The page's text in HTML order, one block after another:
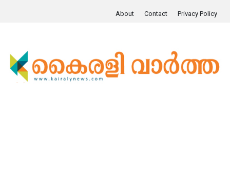
About Contact Privacy Policy